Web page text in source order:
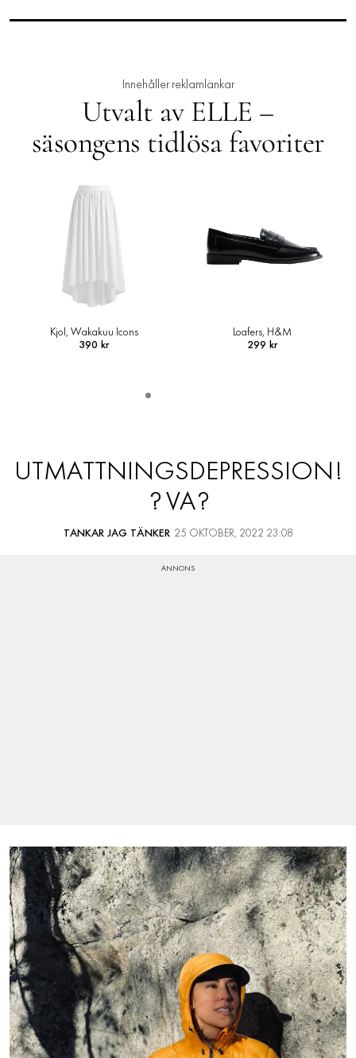
Innehåller reklamlänkar
Utvalt av ELLE –
säsongens tidlösa favoriter
Loafers, H&M
299 kr
Skjortjacka i ullmix, Arket
1 490 kr
UTMATTNINGSDEPRESSION!
? VA?
TANKAR JAG TÄNKER 25 OKTOBER, 2022 23:08